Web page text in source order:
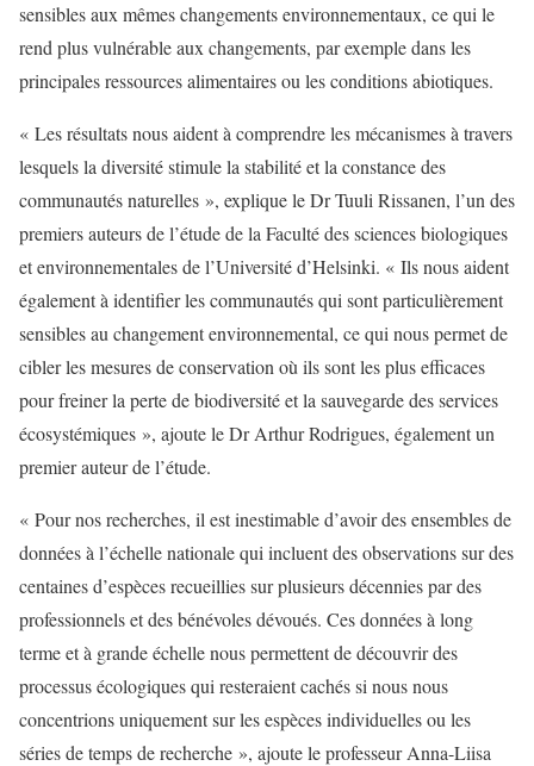
sensibles aux mêmes changements environnementaux, ce qui le
rend plus vulnérable aux changements, par exemple dans les
principales ressources alimentaires ou les conditions abiotiques.
« Les résultats nous aident à comprendre les mécanismes à travers
lesquels la diversité stimule la stabilité et la constance des
communautés naturelles », explique le Dr Tuuli Rissanen, l’un des
premiers auteurs de l’étude de la Faculté des sciences biologiques
et environnementales de l’Université d’Helsinki. « Ils nous aident
également à identifier les communautés qui sont particulièrement
sensibles au changement environnemental, ce qui nous permet de
cibler les mesures de conservation où ils sont les plus efficaces
pour freiner la perte de biodiversité et la sauvegarde des services
écosystémiques », ajoute le Dr Arthur Rodrigues, également un
premier auteur de l’étude.
« Pour nos recherches, il est inestimable d’avoir des ensembles de
données à l’échelle nationale qui incluent des observations sur des
centaines d’espèces recueillies sur plusieurs décennies par des
professionnels et des bénévoles dévoués. Ces données à long
terme et à grande échelle nous permettent de découvrir des
processus écologiques qui resteraient cachés si nous nous
concentrions uniquement sur les espèces individuelles ou les
séries de temps de recherche », ajoute le professeur Anna-Liisa